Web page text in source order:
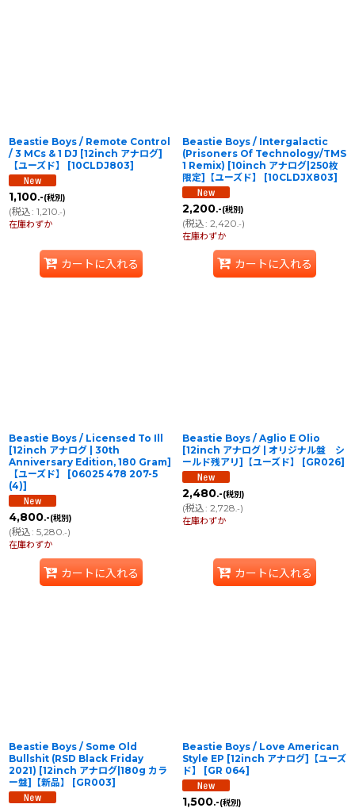
Beastie Boys / Remote Control
/ 3 MCs & 1 DJ [12inch アナログ]
【ユーズド】
[10CLDJ803]
1,100.-(税別)
(税込: 1,210.-)
在庫わずか
カートに入れる
Beastie Boys / Intergalactic
(Prisoners Of Technology/TMS
1 Remix) [10inch アナログ|250枚
限定]【ユーズド】
[10CLDJX803]
2,200.-(税別)
(税込: 2,420.-)
在庫わずか
カートに入れる
Beastie Boys / Licensed To Ill
[12inch アナログ | 30th
Anniversary Edition, 180 Gram]
【ユーズド】
[06025 478 207-5
(4)]
4,800.-(税別)
(税込: 5,280.-)
在庫わずか
カートに入れる
Beastie Boys / Aglio E Olio
[12inch アナログ | オリジナル盤 シ
ールド残アリ]【ユーズド】
[GR026]
2,480.-(税別)
(税込: 2,728.-)
在庫わずか
カートに入れる
Beastie Boys / Some Old
Bullshit (RSD Black Friday
2021) [12inch アナログ|180g カラ
ー盤]【新品】
[GR003]
Beastie Boys / Love American
Style EP [12inch アナログ]【ユーズ
ド】
[GR 064]
1,500.-(税別)